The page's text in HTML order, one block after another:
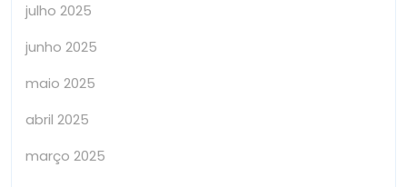
julho 2025
junho 2025
maio 2025
abril 2025
março 2025